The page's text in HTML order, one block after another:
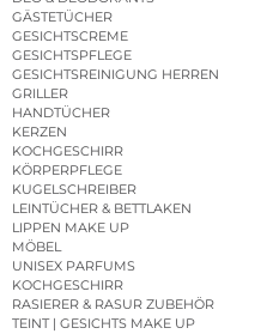
GÄSTETÜCHER
GESICHTSCREME
GESICHTSPFLEGE
GESICHTSREINIGUNG HERREN
GRILLER
HANDTÜCHER
KERZEN
KOCHGESCHIRR
KÖRPERPFLEGE
KUGELSCHREIBER
LEINTÜCHER & BETTLAKEN
LIPPEN MAKE UP
MÖBEL
UNISEX PARFUMS
KOCHGESCHIRR
RASIERER & RASUR ZUBEHÖR
TEINT | GESICHTS MAKE UP